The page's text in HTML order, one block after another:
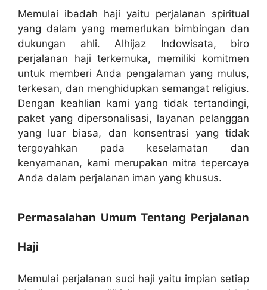
Memulai ibadah haji yaitu perjalanan spiritual
yang dalam yang memerlukan bimbingan dan
dukungan ahli. Alhijaz Indowisata, biro
perjalanan haji terkemuka, memiliki komitmen
untuk memberi Anda pengalaman yang mulus,
terkesan, dan menghidupkan semangat religius.
Dengan keahlian kami yang tidak tertandingi,
paket yang dipersonalisasi, layanan pelanggan
yang luar biasa, dan konsentrasi yang tidak
tergoyahkan pada keselamatan dan
kenyamanan, kami merupakan mitra tepercaya
Anda dalam perjalanan iman yang khusus.
Permasalahan Umum Tentang Perjalanan
Haji
Memulai perjalanan suci haji yaitu impian setiap